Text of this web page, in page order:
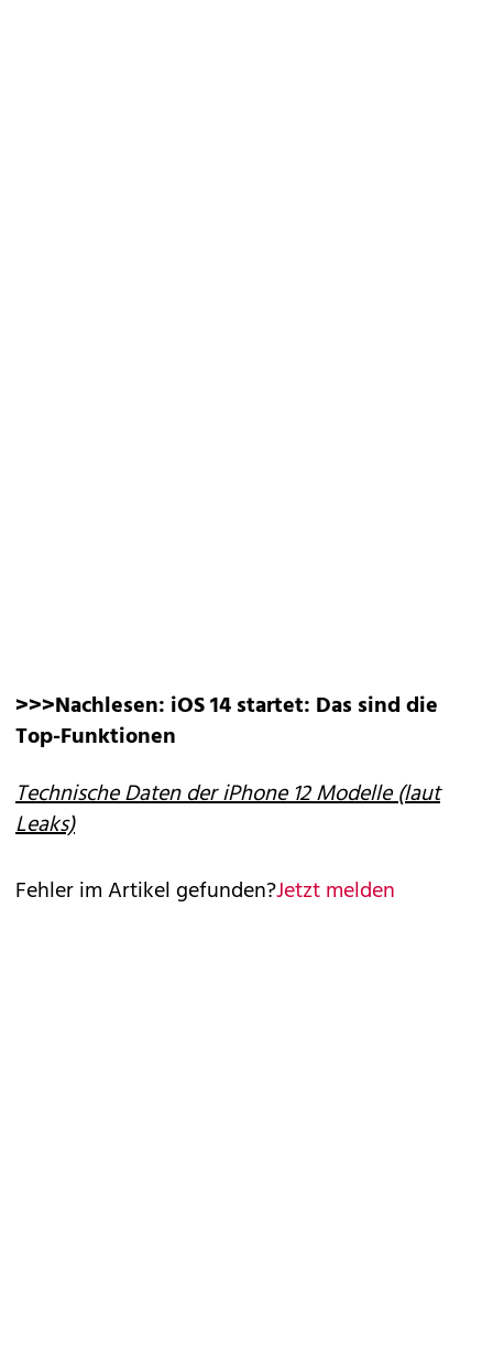
>>>Nachlesen: iOS 14 startet: Das sind die
Top-Funktionen
Technische Daten der iPhone 12 Modelle (laut
Leaks)
Fehler im Artikel gefunden?Jetzt melden